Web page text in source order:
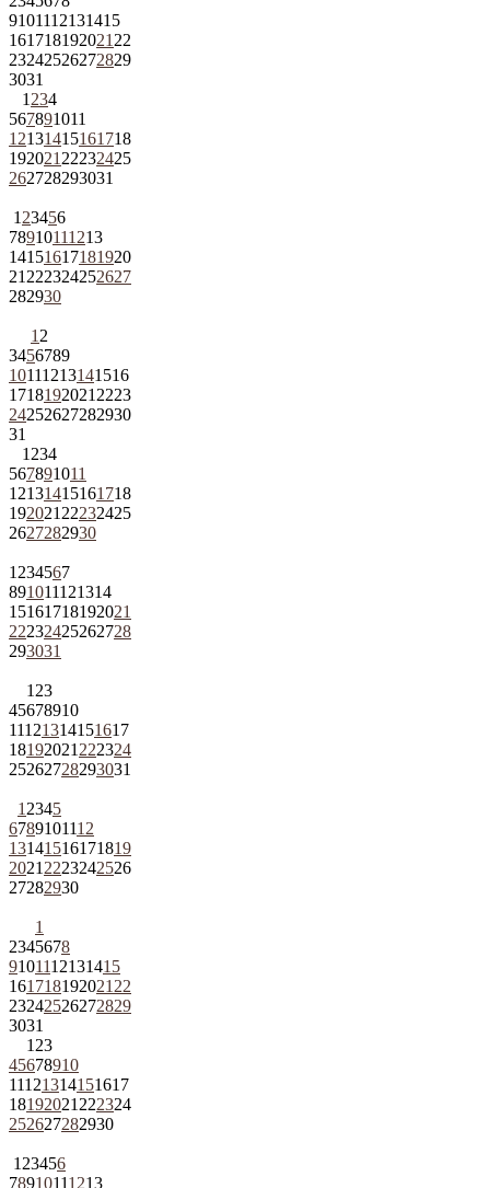
9101112131415
161718192021 22
23242526272829
3031
1 234
567891011
12131415161718
192021 22232425
262728293031
1 23456
78910111213
14151617181920
21 222324252627
282930
1 2
3456789
10111213141516
1718192021 2223
24252627282930
31
1 234
567891011
12131415161718
192021 22232425
2627282930
1 234567
891011121314
15161718192021
22232425262728
293031
1 23
45678910
11121314151617
18192021 222324
25262728293031
1 2345
6789101112
13141516171819
2021 2223242526
27282930
1
2345678
9101112131415
161718192021 22
23242526272829
3031
1 23
45678910
11121314151617
18192021 222324
252627282930
1 23456
78910111213